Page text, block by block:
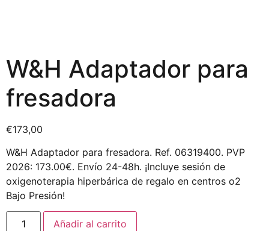
W&H Adaptador para
fresadora
€173,00
W&H Adaptador para fresadora. Ref. 06319400. PVP
2026: 173.00€. Envío 24-48h. ¡Incluye sesión de
oxigenoterapia hiperbárica de regalo en centros o2
Bajo Presión!
Añadir al carrito